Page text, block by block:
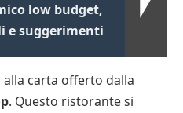
low budget,
e suggerimenti
alla carta offerto dalla
. Questo ristorante si